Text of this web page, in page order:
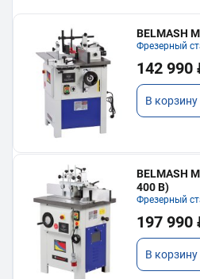
BELMASH
Фрезерный
142 990
В корзину
BELMASH
400 В)
Фрезерный
197 990
В корзину